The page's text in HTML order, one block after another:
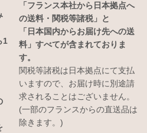
1
「フランス本社から日本拠点へ
の送料・関税等諸税」と
「日本国内からお届け先への送
料」すべてが含まれておりま
す。
関税等諸税は日本拠点にて支払
いますので、お届け時に別途請
求されることはございません。
(一部のフランスからの直送品は
除きます。)